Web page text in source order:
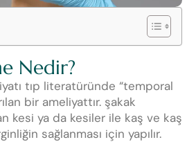
Nedir?
tıp literatüründe “temporal
bir ameliyattır. şakak
kesi ya da kesiler ile kaş ve kaş
sağlanması için yapılır.